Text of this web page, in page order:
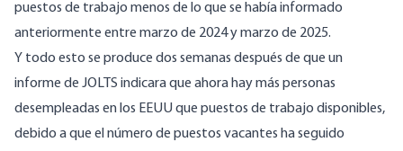
puestos de trabajo menos de lo que se había informado
anteriormente entre marzo de 2024 y marzo de 2025.
Y todo esto se produce dos semanas después de que un
informe de JOLTS indicara que ahora hay más personas
desempleadas en los EEUU que puestos de trabajo disponibles,
debido a que el número de puestos vacantes ha seguido